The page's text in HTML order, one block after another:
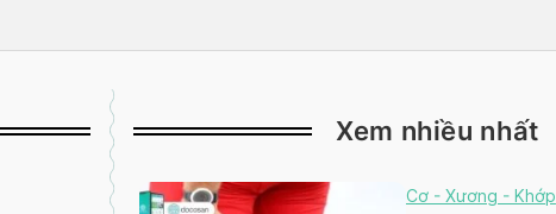
Xem nhiều nhất
Cơ - Xương - Khớp